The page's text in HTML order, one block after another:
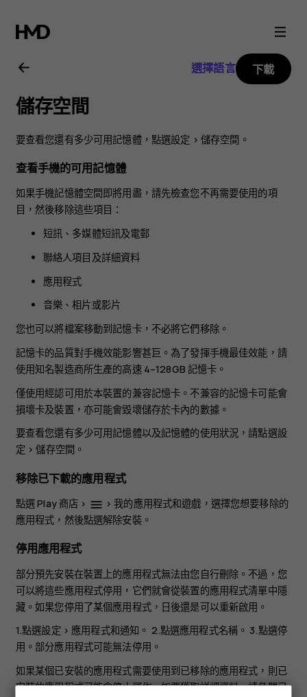
Nokia
3.2
用
戶
指
南
選擇語言 下載
儲存空間
要查看您還有多少可用記憶體，點選設定 > 儲存空間 。
查看手機的可用記憶體
如果手機記憶體空間即將用盡，請先檢查您不再需要使用的項
目，然後移除這些項目：
短訊、多媒體短訊及電郵
聯絡人項目及詳細資料
應用程式
音樂、相片或影片
您也可以將檔案移動到記憶卡，不必將它們移除。
記憶卡的品質對手機效能影響甚巨。為了發揮手機最佳效能，請
使用知名製造商所生產的高速 4–128GB 記憶卡。
僅使用經認可用於本裝置的兼容記憶卡。不兼容的記憶卡可能會
損壞卡及裝置，亦可能會毀壞儲存於卡內的數據。
要查看您還有多少可用記憶體以及記憶體的使用狀況，請點選設
定 >儲存空間 。
移除已下載的應用程式
點選Play 商店 > menu > 我的應用程式和遊戲 ，選擇您想要移除的
應用程式，然後點選解除安裝。
停用應用程式
部分預先安裝在裝置上的應用程式無法由您自行刪除。不過，您
可以將這些應用程式停用，它們就會從裝置的應用程式清單中隱
藏。如果您停用了某個應用程式，日後還是可以重新啟用。
1.點選設定 > 應用程式和通知 。 2.點選應用程式名稱。 3.點選停
用 。部分應用程式可能無法停用。
如果某個已安裝的應用程式需要使用到已移除的應用程式，則已
安裝的應用程式可能會停止運作。如要獲取詳細資料，請參閱已